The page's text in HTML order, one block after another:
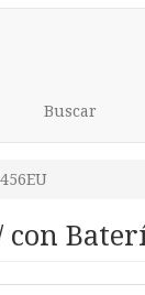
Buscar
con